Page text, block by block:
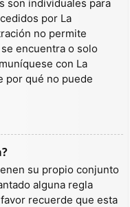
son individuales para
por La
no permite
encuentra o solo
con La
por qué no puede
su propio conjunto
alguna regla
recuerde que esta